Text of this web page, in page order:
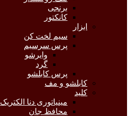
برنجی
کانکتور
ابزار
سیم لخت کن
پرس سرسیم
وایرشو
گرد
پرس کابلشو
کابلشو و مف
کلید
مینیاتوری دنا الکتریک
محافظ جان